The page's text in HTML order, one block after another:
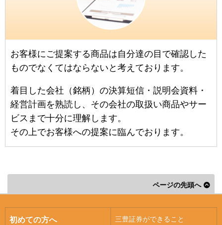
お客様にご提案する商品は自分達の目で確認した
ものでなくてはならないと考えております。
着目した会社（銘柄）の決算短信・説明会資料・
経営計画を熟読し、その会社の取扱い商品やサー
ビスまで十分に理解します。
その上でお客様への提案に臨んでおります。
ページの先頭へ
初めての方へ 三豊証券ができること